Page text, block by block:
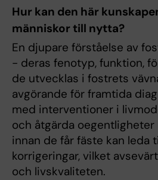
Hur kan den här
människor till nytta?
En djupare förståelse av
- deras fenotyp, funktion,
de utvecklas i fostrets
avgörande för framtida
med interventioner i
och åtgärda
innan de får fäste kan leda
korrigeringar, vilket
och livskvaliteten.